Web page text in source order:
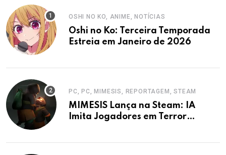
OSHI NO KO, ANIME, NOTÍCIAS
Oshi no Ko: Terceira Temporada
Estreia em Janeiro de 2026
PC, PC, MIMESIS, REPORTAGEM, STEAM
MIMESIS Lança na Steam: IA
Imita Jogadores em Terror